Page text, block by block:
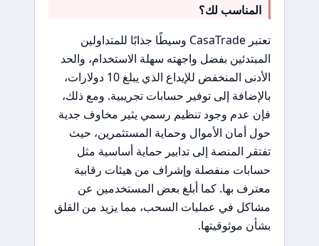
المناسب لك؟
تعتبر CasaTrade وسيطًا جذابًا للمتداولين
المبتدئين بفضل واجهته سهلة الاستخدام، والحد
الأدنى المنخفض للإيداع الذي يبلغ 10 دولارات،
بالإضافة إلى توفير حسابات تجريبية. ومع ذلك،
فإن عدم وجود تنظيم رسمي يثير مخاوف جدية
حول أمان الأموال وحماية المستثمرين، حيث
تفتقر المنصة إلى تدابير حماية أساسية مثل
حسابات منفصلة وإشراف من هيئات رقابية
معترف بها. كما أبلغ بعض المستخدمين عن
مشاكل في عمليات السحب، مما يزيد من القلق
بشأن موثوقيتها.